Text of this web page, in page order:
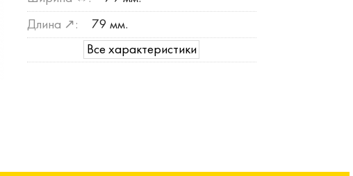
Длина ↗:
79 мм.
Все характеристики